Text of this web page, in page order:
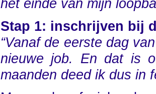
het einde van mijn
Stap 1: inschrijven bij
“Vanaf de eerste dag
nieuwe job. En dat is
maanden deed ik dus in